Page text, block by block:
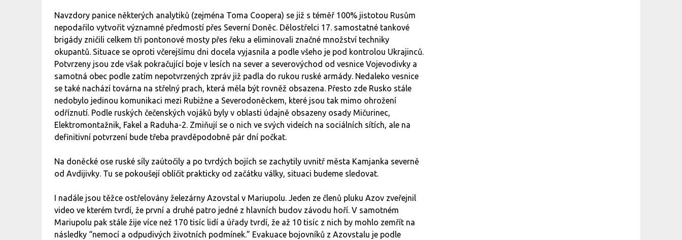
Navzdory panice některých analytiků (zejména Toma Coopera) se již s téměř 100% jistotou Rusům
nepodařilo vytvořit významné předmostí přes Severní Doněc. Dělostřelci 17. samostatné tankové
brigády zničili celkem tři pontonové mosty přes řeku a eliminovali značné množství techniky
okupantů. Situace se oproti včerejšímu dni docela vyjasnila a podle všeho je pod kontrolou Ukrajinců.
Potvrzeny jsou zde však pokračující boje v lesích na sever a severovýchod od vesnice Vojevodivky a
samotná obec podle zatím nepotvrzených zpráv již padla do rukou ruské armády. Nedaleko vesnice
se také nachází továrna na střelný prach, která měla být rovněž obsazena. Přesto zde Rusko stále
nedobylo jedinou komunikaci mezi Rubižne a Severodoněckem, které jsou tak mimo ohrožení
odříznutí. Podle ruských čečenských vojáků byly v oblasti údajně obsazeny osady Mičurinec,
Elektromontažnik, Fakel a Raduha-2. Zmiňují se o nich ve svých videích na sociálních sítích, ale na
definitivní potvrzení bude třeba pravděpodobně pár dní počkat.
Na doněcké ose ruské síly zaútočily a po tvrdých bojích se zachytily uvnitř města Kamjanka severně
od Avdijivky. Tu se pokoušejí oblíčit prakticky od začátku války, situaci budeme sledovat.
I nadále jsou těžce ostřelovány železárny Azovstal v Mariupolu. Jeden ze členů pluku Azov zveřejnil
video ve kterém tvrdí, že první a druhé patro jedné z hlavních budov závodu hoří. V samotném
Mariupolu pak stále žije více než 170 tisíc lidí a úřady tvrdí, že až 10 tisíc z nich by mohlo zemřít na
následky “nemocí a odpudivých životních podmínek.” Evakuace bojovníků z Azovstalu je podle